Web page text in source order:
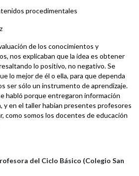
procedimentales
de los conocimientos y
nos explicaban que la idea es obtener
lo positivo, no negativo. Se
lo mejor de él o ella, para que dependa
ser sólo un instrumento de aprendizaje.
habló porque entregaron información
y en el taller habían presentes profesores
como somos los docentes de educación
del Ciclo Básico (Colegio San